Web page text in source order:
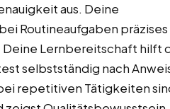
aus. Deine
Routineaufgaben
Lernbereitschaft hilft
selbstständig nach
repetitiven Tätigkeiten